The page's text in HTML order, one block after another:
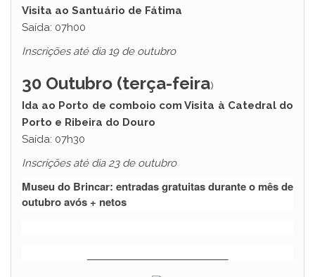
Visita ao Santuário de Fátima
Saída: 07h00
Inscrições até dia 19 de outubro
30 Outubro (terça-feira)
Ida ao Porto de comboio com Visita à Catedral do
Porto e Ribeira do Douro
Saída: 07h30
Inscrições até dia 23 de outubro
Museu do Brincar: entradas gratuitas durante o mês de
outubro avós + netos